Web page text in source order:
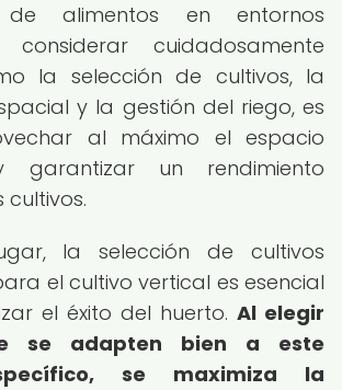
de alimentos en entornos
cuidadosamente
la selección de cultivos, la
y la gestión del riego, es
al máximo el espacio
garantizar un rendimiento
la selección de cultivos
el cultivo vertical es esencial
el éxito del huerto. Al elegir
se adapten bien a este
se maximiza la